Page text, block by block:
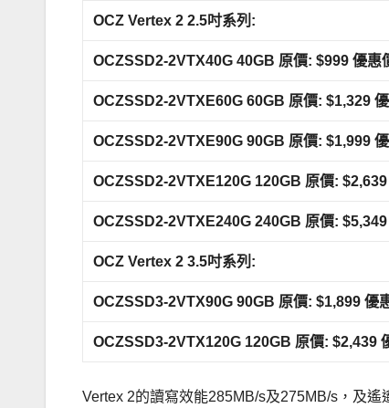
OCZ Vertex 2 2.5吋系列:
OCZSSD2-2VTX40G 40GB 原價: $999優惠
OCZSSD2-2VTXE60G 60GB 原價: $1,329
OCZSSD2-2VTXE90G 90GB 原價: $1,999
OCZSSD2-2VTXE120G 120GB 原價:
OCZSSD2-2VTXE240G 240GB 原價:
OCZ Vertex 2 3.5吋系列:
OCZSSD3-2VTX90G 90GB 原價: $1,899優
OCZSSD3-2VTX120G 120GB 原價: $2,439
Vertex 2的讀寫效能285MB/s及275MB/s，及